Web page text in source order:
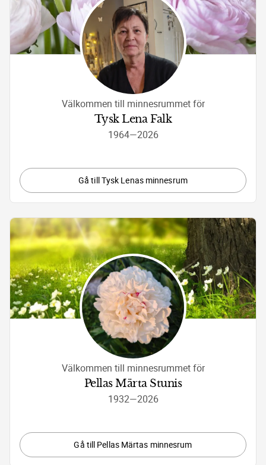
Välkommen till minnesrummet för
Tysk Lena Falk
1964—2026
Gå till Tysk Lenas minnesrum
Välkommen till minnesrummet för
Pellas Märta Stunis
1932—2026
Gå till Pellas Märtas minnesrum